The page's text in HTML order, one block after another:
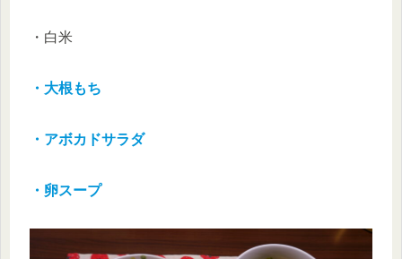
・白米
・大根もち
・アボカドサラダ
・卵スープ